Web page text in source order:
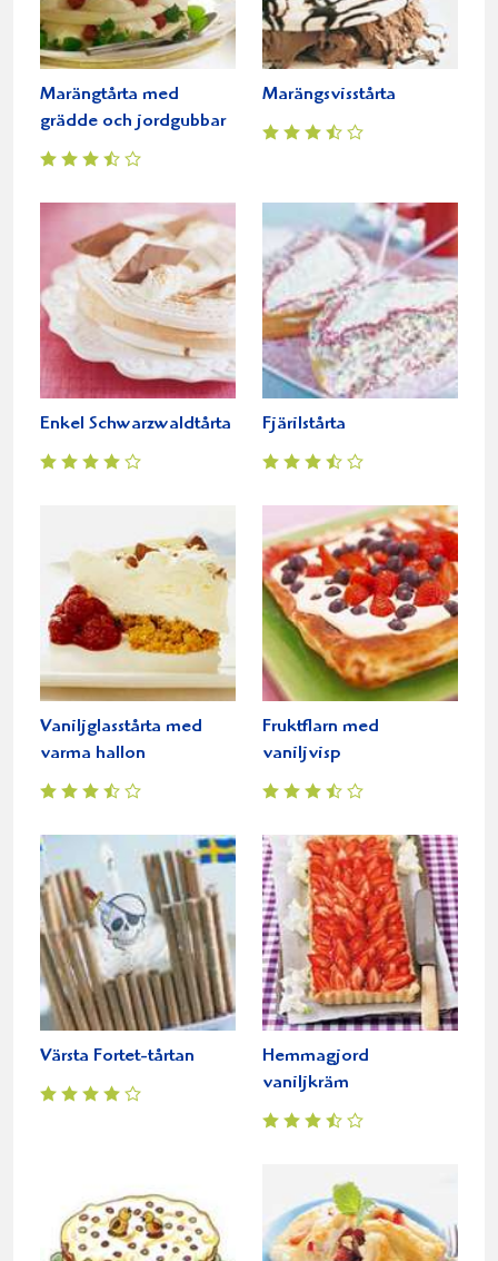
Marängtårta med
grädde och jordgubbar
Marängsvisstårta
Enkel Schwarzwaldtårta Fjärilstårta
Vaniljglasstårta med
varma hallon
Fruktflarn med
vaniljvisp
Värsta Fortet-tårtan
Hemmagjord
vaniljkräm